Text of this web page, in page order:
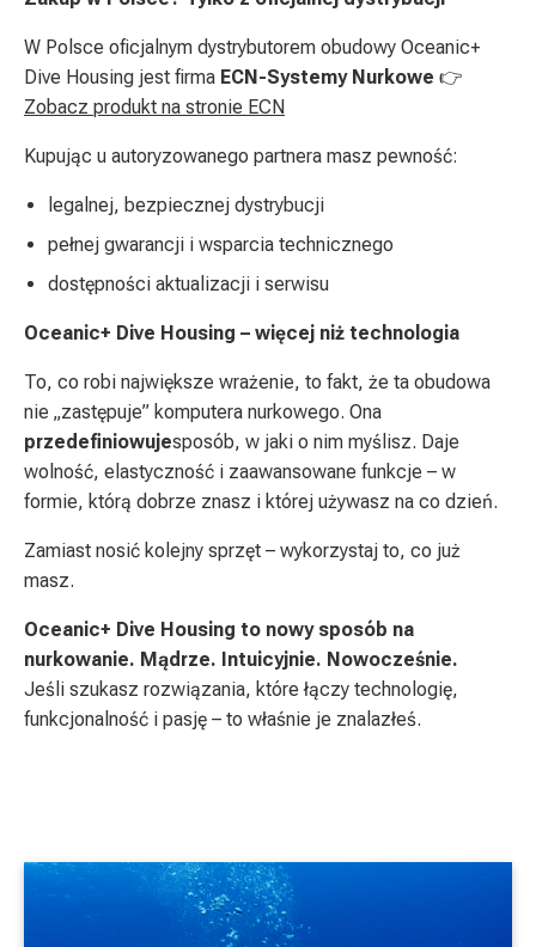
W Polsce oficjalnym dystrybutorem obudowy Oceanic+
Dive Housing jest firma ECN-Systemy Nurkowe 👉
Zobacz produkt na stronie ECN
Kupując u autoryzowanego partnera masz pewność:
legalnej, bezpiecznej dystrybucji
pełnej gwarancji i wsparcia technicznego
dostępności aktualizacji i serwisu
Oceanic+ Dive Housing – więcej niż technologia
To, co robi największe wrażenie, to fakt, że ta obudowa
nie „zastępuje” komputera nurkowego. Ona
przedefiniowujesposób, w jaki o nim myślisz. Daje
wolność, elastyczność i zaawansowane funkcje – w
formie, którą dobrze znasz i której używasz na co dzień.
Zamiast nosić kolejny sprzęt – wykorzystaj to, co już
masz.
Oceanic+ Dive Housing to nowy sposób na
nurkowanie. Mądrze. Intuicyjnie. Nowocześnie.
Jeśli szukasz rozwiązania, które łączy technologię,
funkcjonalność i pasję – to właśnie je znalazłeś.